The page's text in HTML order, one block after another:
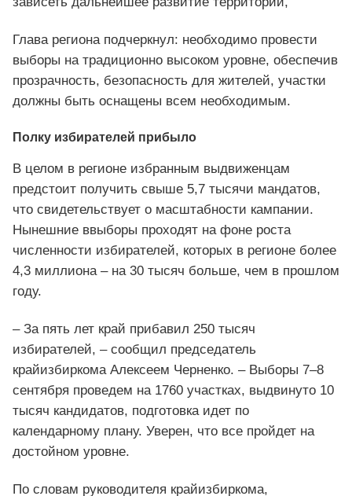
Глава региона подчеркнул: необходимо провести
выборы на традиционно высоком уровне, обеспечив
прозрачность, безопасность для жителей, участки
должны быть оснащены всем необходимым.
Полку избирателей прибыло
В целом в регионе избранным выдвиженцам
предстоит получить свыше 5,7 тысячи мандатов,
что свидетельствует о масштабности кампании.
Нынешние ввыборы проходят на фоне роста
численности избирателей, которых в регионе более
4,3 миллиона – на 30 тысяч больше, чем в прошлом
году.
– За пять лет край прибавил 250 тысяч
избирателей, – сообщил председатель
крайизбиркома Алексеем Черненко. – Выборы 7–8
сентября проведем на 1760 участках, выдвинуто 10
тысяч кандидатов, подготовка идет по
календарному плану. Уверен, что все пройдет на
достойном уровне.
По словам руководителя крайизбиркома,